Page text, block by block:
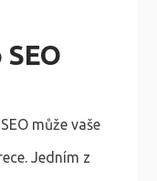
může vaše
Jedním z